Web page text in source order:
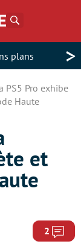
plans >
PS5 Pro exhibe
Haute
et
2